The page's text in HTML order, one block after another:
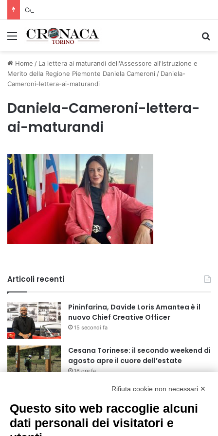
Menu
Home / La lettera ai maturandi dell'Assessore all'Istruzione e
Merito della Regione Piemonte Daniela Cameroni / Daniela-
Cameroni-lettera-ai-maturandi
Daniela-Cameroni-lettera-
ai-maturandi
Articoli recenti
Pininfarina, Davide Loris Amantea è il
nuovo Chief Creative Officer
15 secondi fa
Cesana Torinese: il secondo weekend di
agosto apre il cuore dell’estate
18 ore fa
Siccità: Il Piemonte avvia le procedure
per la richiesta dello stato di calamità
naturale
19 ore fa
Rifiuta cookie non necessari ✕
Questo sito web raccoglie alcuni
dati personali dei visitatori e